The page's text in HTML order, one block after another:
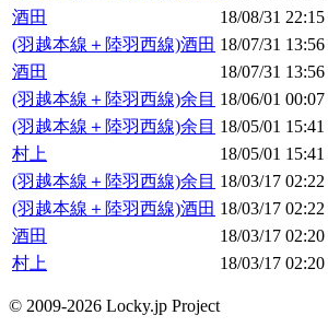
酒田
18/08/31 22:15
(羽越本線＋陸羽西線)酒田 18/07/31 13:56
酒田
18/07/31 13:56
(羽越本線＋陸羽西線)余目 18/06/01 00:07
(羽越本線＋陸羽西線)余目 18/05/01 15:41
村上
18/05/01 15:41
(羽越本線＋陸羽西線)余目 18/03/17 02:22
(羽越本線＋陸羽西線)酒田 18/03/17 02:22
酒田
18/03/17 02:20
村上
18/03/17 02:20
© 2009-2026 Locky.jp Project